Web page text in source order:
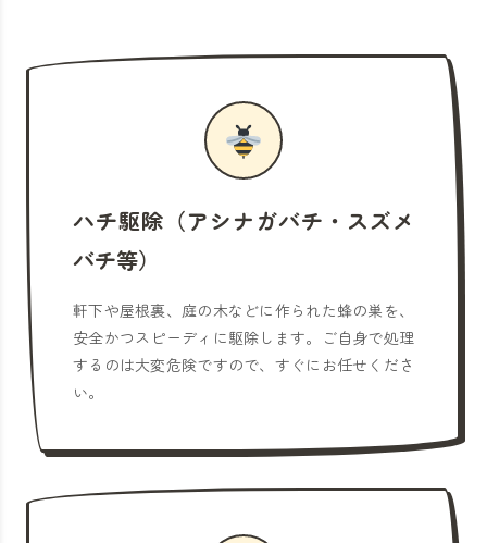
ハチ駆除（アシナガバチ・スズメ
バチ等）
軒下や屋根裏、庭の木などに作られた蜂の巣を、
安全かつスピーディに駆除します。ご自身で処理
するのは大変危険ですので、すぐにお任せくださ
い。